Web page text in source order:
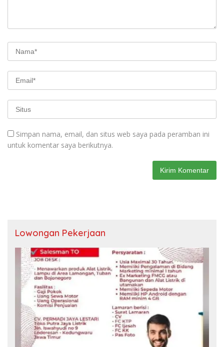
Simpan nama, email, dan situs web saya pada peramban ini
untuk komentar saya berikutnya.
Lowongan Pekerjaan